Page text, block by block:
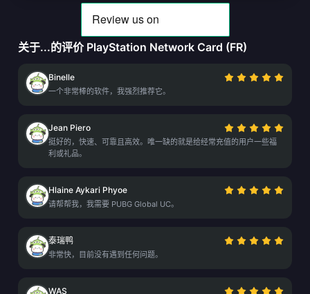
关于...的评价 PlayStation Network Card (FR)
Binelle
一个非常棒的软件，我强烈推荐它。
Jean Piero
挺好的，快速、可靠且高效。唯一缺的就是给经常充值的用户一些福
利或礼品。
Hlaine Aykari Phyoe
请帮帮我，我需要 PUBG Global UC。
泰瑞鸭
非常快，目前没有遇到任何问题。
WAS